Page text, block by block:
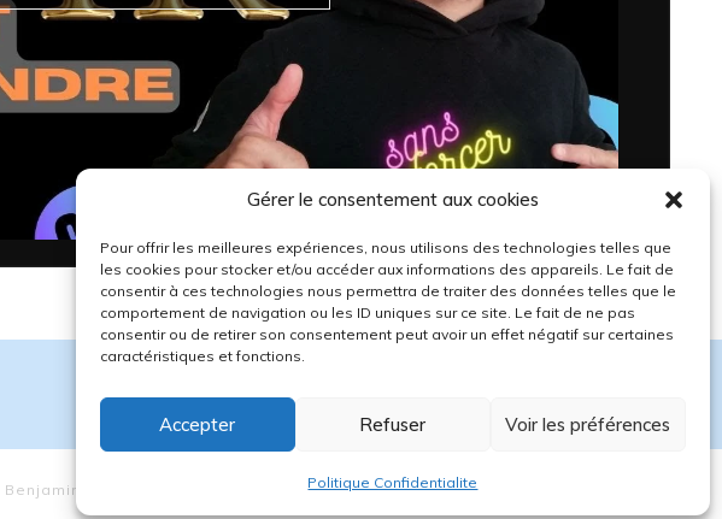
Gérer le consentement aux cookies
Pour offrir les meilleures expériences, nous utilisons des technologies telles que
les cookies pour stocker et/ou accéder aux informations des appareils. Le fait de
consentir à ces technologies nous permettra de traiter des données telles que le
comportement de navigation ou les ID uniques sur ce site. Le fait de ne pas
consentir ou de retirer son consentement peut avoir un effet négatif sur certaines
caractéristiques et fonctions.
Accepter Refuser Voir les préférences
Politique Confidentialite
Benjamin CS Politique de Confidentialité